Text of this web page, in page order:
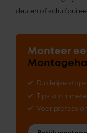
deuren of schuifpui
Monteer
Duidelijke
Tips van
Voor